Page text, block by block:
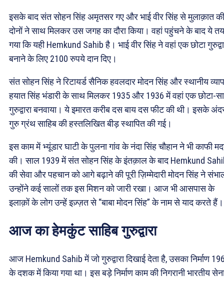
इसके बाद संत सोहन सिंह अमृतसर गए और भाई वीर सिंह से मुलाक़ात
दोनों ने साथ मिलकर उस जगह का दौरा किया। वहां पहुंचने के बाद ये
गया कि यही Hemkund Sahib है। भाई वीर सिंह ने वहां एक छोटा
बनाने के लिए 2100 रुपये दान दिए।
संत सोहन सिंह ने रिटायर्ड सैनिक हवलदार मोदन सिंह और स्थानीय
हयात सिंह भंडारी के साथ मिलकर 1935 और 1936 में वहां एक छोटा-सा
गुरुद्वारा बनवाया। ये इमारत करीब दस बाय दस फीट की थी। इसके
गुरु ग्रंथ साहिब की हस्तलिखित बीड़ स्थापित की गई।
इस काम में भ्यूंडार घाटी के पुलना गांव के नंदा सिंह चौहान ने भी काफी
की। साल 1939 में संत सोहन सिंह के इंतक़ाल के बाद Hemkund
की सेवा और पहचान को आगे बढ़ाने की पूरी ज़िम्मेदारी मोदन सिंह ने
उन्होंने कई सालों तक इस मिशन को जारी रखा। आज भी आसपास के
इलाक़ों के लोग उन्हें इज़्ज़त से “बाबा मोदन सिंह” के नाम से याद करते हैं।
आज का हेमकुंट साहिब गुरुद्वारा
आज Hemkund Sahib में जो गुरुद्वारा दिखाई देता है, उसका निर्माण
के दशक में किया गया था। इस बड़े निर्माण काम की निगरानी भारतीय